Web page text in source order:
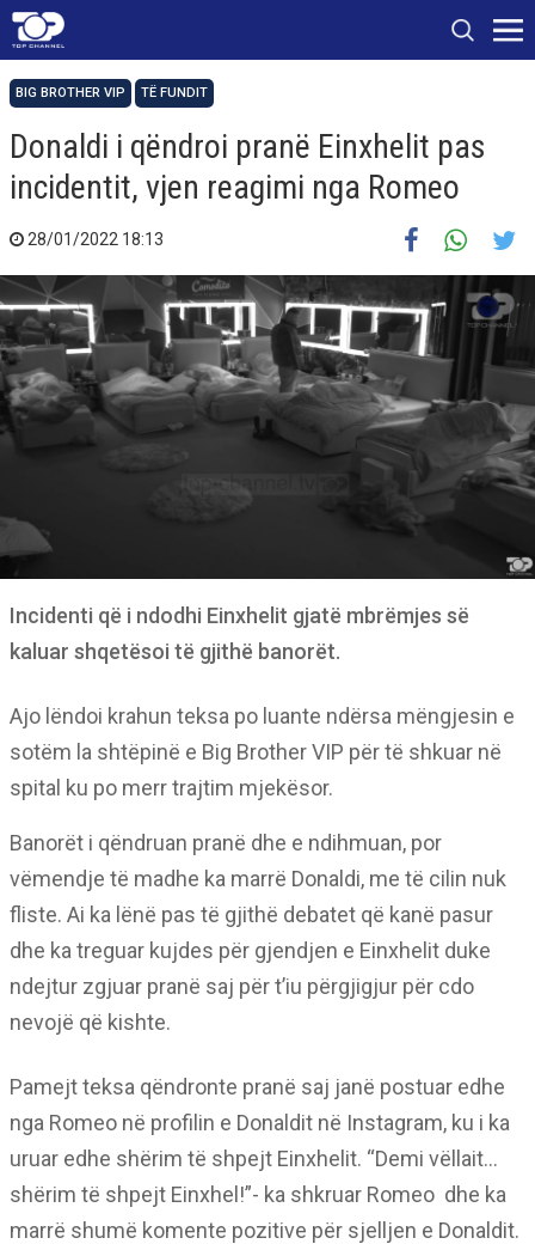
BIG BROTHER VIP TË FUNDIT
Donaldi i qëndroi pranë Einxhelit pas
incidentit, vjen reagimi nga Romeo
28/01/2022 18:13
Incidenti që i ndodhi Einxhelit gjatë mbrëmjes së
kaluar shqetësoi të gjithë banorët.
Ajo lëndoi krahun teksa po luante ndërsa mëngjesin e
sotëm la shtëpinë e Big Brother VIP për të shkuar në
spital ku po merr trajtim mjekësor.
Banorët i qëndruan pranë dhe e ndihmuan, por
vëmendje të madhe ka marrë Donaldi, me të cilin nuk
fliste. Ai ka lënë pas të gjithë debatet që kanë pasur
dhe ka treguar kujdes për gjendjen e Einxhelit duke
ndejtur zgjuar pranë saj për t’iu përgjigjur për cdo
nevojë që kishte.
Pamejt teksa qëndronte pranë saj janë postuar edhe
nga Romeo në profilin e Donaldit në Instagram, ku i ka
uruar edhe shërim të shpejt Einxhelit. “Demi vëllait…
shërim të shpejt Einxhel!”- ka shkruar Romeo dhe ka
marrë shumë komente pozitive për sjelljen e Donaldit.